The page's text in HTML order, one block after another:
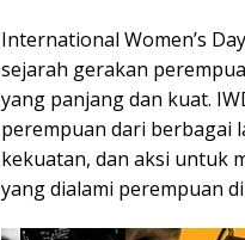
International Women’s
sejarah gerakan
yang panjang dan kuat.
perempuan dari berbagai
kekuatan, dan aksi untuk
yang dialami perempuan